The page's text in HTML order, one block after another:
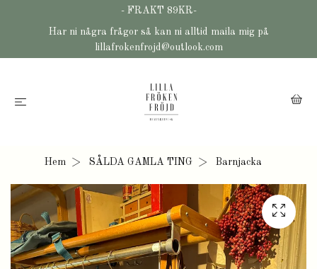
- FRAKT 89KR-
Har ni några frågor så kan ni alltid maila mig på
lillafrokenfrojd@outlook.com
Hem SÅLDA GAMLA TING Barnjacka